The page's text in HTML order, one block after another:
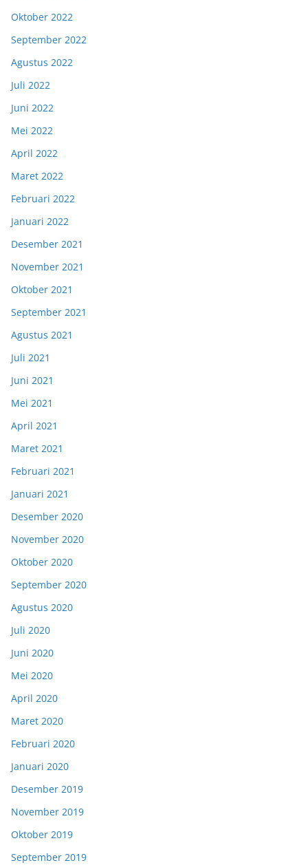
Oktober 2022
September 2022
Agustus 2022
Juli 2022
Juni 2022
Mei 2022
April 2022
Maret 2022
Februari 2022
Januari 2022
Desember 2021
November 2021
Oktober 2021
September 2021
Agustus 2021
Juli 2021
Juni 2021
Mei 2021
April 2021
Maret 2021
Februari 2021
Januari 2021
Desember 2020
November 2020
Oktober 2020
September 2020
Agustus 2020
Juli 2020
Juni 2020
Mei 2020
April 2020
Maret 2020
Februari 2020
Januari 2020
Desember 2019
November 2019
Oktober 2019
September 2019